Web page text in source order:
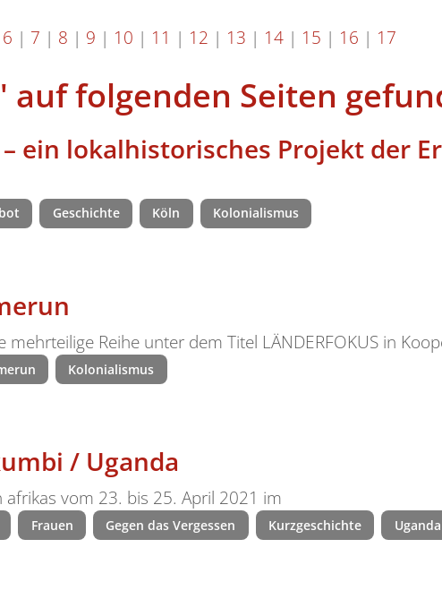
6 | 7 | 8 | 9 | 10 | 11 | 12 | 13 | 14 | 15 | 16 | 17
auf folgenden Seiten
ein lokalhistorisches Projekt der
Geschichte Köln Kolonialismus
Reihe unter dem Titel LÄNDERFOKUS in
Kolonialismus
/ Uganda
vom 23. bis 25. April 2021 im
Frauen Gegen das Vergessen Kurzgeschichte Uganda